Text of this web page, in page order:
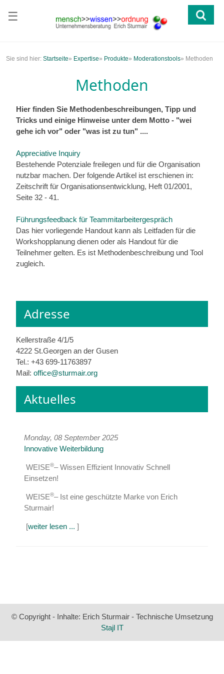
☰
Sie sind hier: Startseite» Expertise» Produkte» Moderationstools» Methoden
Methoden
Hier finden Sie Methodenbeschreibungen, Tipp und
Tricks und einige Hinweise unter dem Motto - "wei
gehe ich vor" oder "was ist zu tun" ....
Appreciative Inquiry
Bestehende Potenziale freilegen und für die Organisation
nutzbar machen. Der folgende Artikel ist erschienen in:
Zeitschrift für Organisationsentwicklung, Heft 01/2001,
Seite 32 - 41.
Führungsfeedback für Teammitarbeitergespräch
Das hier vorliegende Handout kann als Leitfaden für die
Workshopplanung dienen oder als Handout für die
Teilnehmer gelten. Es ist Methodenbeschreibung und Tool
zugleich.
Adresse
Kellerstraße 4/1/5
4222 St.Georgen an der Gusen
Tel.: +43 699-11763897
Mail: office@sturmair.org
Aktuelles
Monday, 08 September 2025
Innovative Weiterbildung
WEISE®– Wissen Effizient Innovativ Schnell
Einsetzen!
WEISE®– Ist eine geschützte Marke von Erich
Sturmair!
[weiter lesen ... ]
© Copyright - Inhalte: Erich Sturmair - Technische Umsetzung
Stajl IT